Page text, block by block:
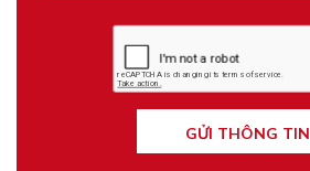
GỬI THÔNG TIN